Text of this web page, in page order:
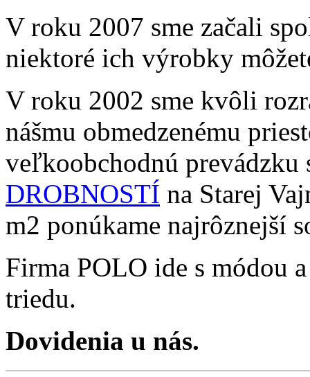
V roku 2007 sme začali
niektoré ich výrobky
V roku 2002 sme kvôli
nášmu obmedzenému
veľkoobchodnú prevádzku
DROBNOSTÍ na Starej
m2 ponúkame najrôznejší
Firma POLO ide s módou
triedu.
Dovidenia u nás.